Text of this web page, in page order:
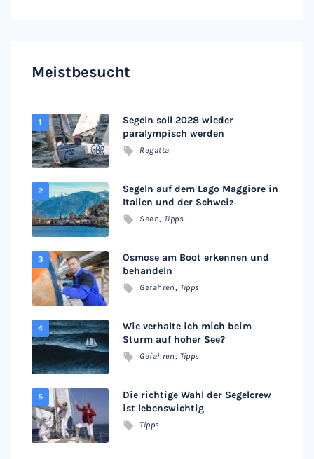
Meistbesucht
Segeln soll 2028 wieder
paralympisch werden
Regatta
Segeln auf dem Lago Maggiore in
Italien und der Schweiz
Seen, Tipps
Osmose am Boot erkennen und
behandeln
Gefahren, Tipps
Wie verhalte ich mich beim
Sturm auf hoher See?
Gefahren, Tipps
Die richtige Wahl der Segelcrew
ist lebenswichtig
Tipps